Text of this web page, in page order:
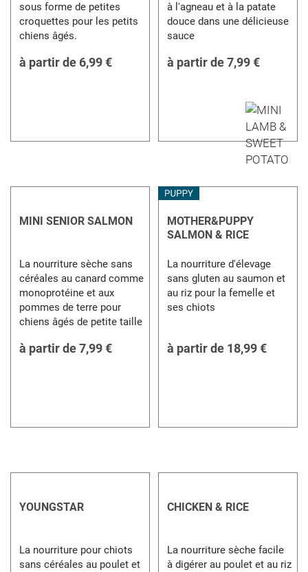
sous forme de petites
croquettes pour les petits
chiens âgés.
à partir de 6,99 €
à l'agneau et à la patate
douce dans une délicieuse
sauce
à partir de7,99 €
MINI SENIOR SALMON
La nourriture sèche sans
céréales au canard comme
monoprotéine et aux
pommes de terre pour
chiens âgés de petite taille
à partir de7,99 €
MOTHER&PUPPY
SALMON & RICE
La nourriture d'élevage
sans gluten au saumon et
au riz pour la femelle et
ses chiots
à partir de 18,99 €
YOUNGSTAR
La nourriture pour chiots
sans céréales au poulet et
CHICKEN & RICE
La nourriture sèche facile
à digérer au poulet et au riz